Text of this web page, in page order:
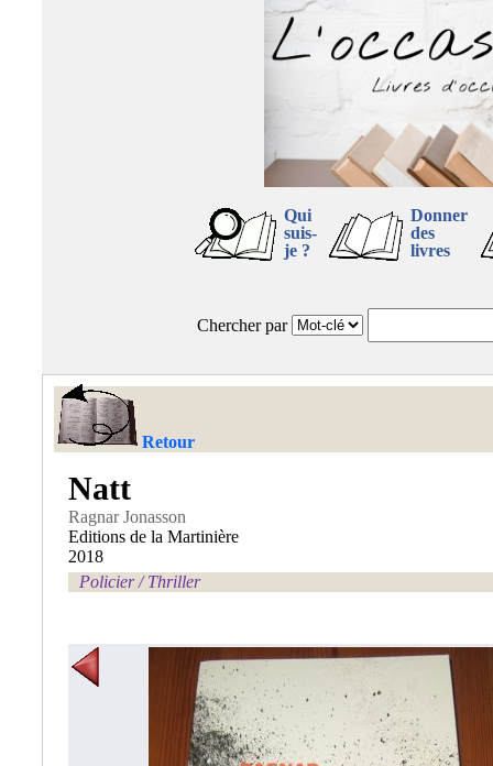
Qui
suis-
je ?
Donner
des
livres
Chercher par
Retour
Natt
Ragnar Jonasson
Editions de la Martinière
2018
Policier / Thriller